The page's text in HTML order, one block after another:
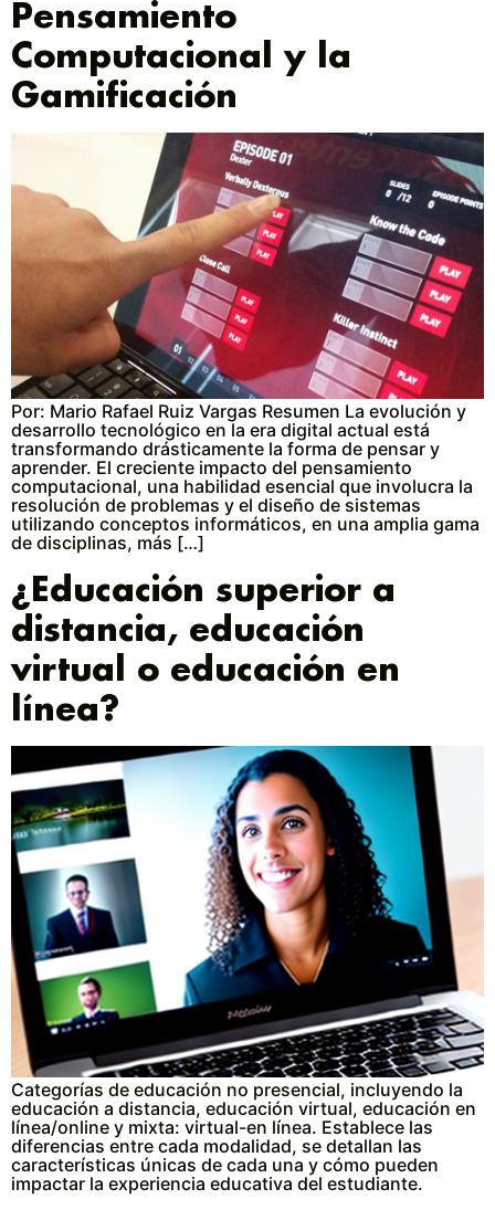
Pensamiento
Computacional y la
Gamificación
Por: Mario Rafael Ruiz Vargas Resumen La evolución y
desarrollo tecnológico en la era digital actual está
transformando drásticamente la forma de pensar y
aprender. El creciente impacto del pensamiento
computacional, una habilidad esencial que involucra la
resolución de problemas y el diseño de sistemas
utilizando conceptos informáticos, en una amplia gama
de disciplinas, más […]
¿Educación superior a
distancia, educación
virtual o educación en
línea?
Categorías de educación no presencial, incluyendo la
educación a distancia, educación virtual, educación en
línea/online y mixta: virtual-en línea. Establece las
diferencias entre cada modalidad, se detallan las
características únicas de cada una y cómo pueden
impactar la experiencia educativa del estudiante.